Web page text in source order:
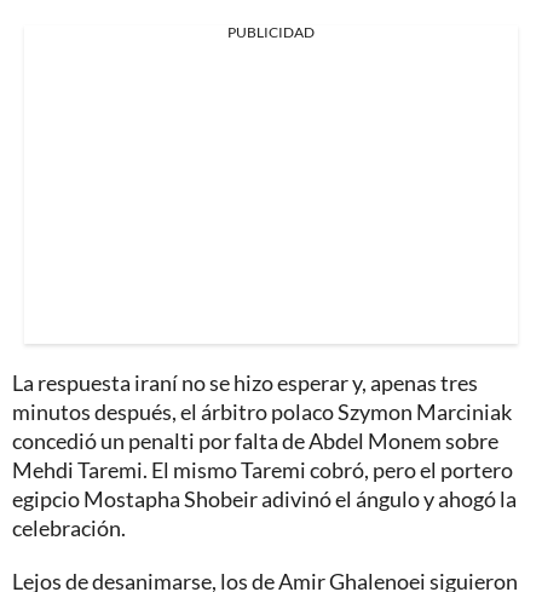
PUBLICIDAD
La respuesta iraní no se hizo esperar y, apenas tres
minutos después, el árbitro polaco Szymon Marciniak
concedió un penalti por falta de Abdel Monem sobre
Mehdi Taremi. El mismo Taremi cobró, pero el portero
egipcio Mostapha Shobeir adivinó el ángulo y ahogó la
celebración.
Lejos de desanimarse, los de Amir Ghalenoei siguieron